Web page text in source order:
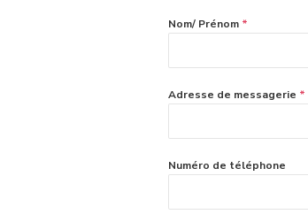
Nom/ Prénom *
Adresse de messagerie *
Numéro de téléphone